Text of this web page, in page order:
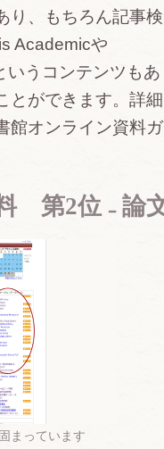
り、もちろん記事
Academicや
いうコンテンツもあ
とができます。詳
館オンライン資料
第2位 ₋ 論
まっています